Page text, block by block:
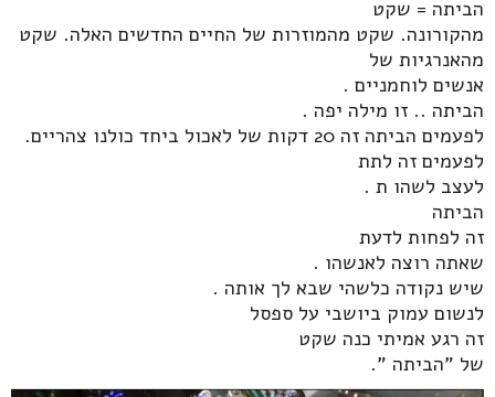
הביתה = שקט
מהקורונה. שקט מהמוזרות של החיים החדשים האלה. שקט
מהאנרגיות של
אנשים לוחמניים .
הביתה .. זו מילה יפה .
לפעמים הביתה זה 20 דקות של לאכול ביחד כולנו צהריים.
לפעמים זה לתת
לעצב לשהו ת .
הביתה
זה לפחות לדעת
שאתה רוצה לאנשהו .
שיש נקודה כלשהי שבא לך אותה .
לנשום עמוק ביושבי על ספסל
זה רגע אמיתי כנה שקט
של "הביתה ".